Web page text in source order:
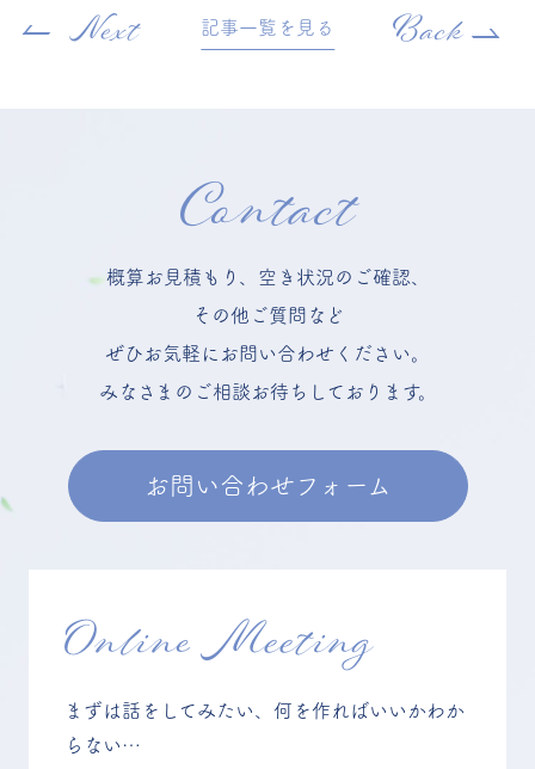
Next 記事一覧を見る Back
Contact
概算お見積もり、空き状況のご確認、
その他ご質問など
ぜひお気軽にお問い合わせください。
みなさまのご相談お待ちしております。
お問い合わせフォーム
Online Meeting
まずは話をしてみたい、何を作ればいいかわか
らない…